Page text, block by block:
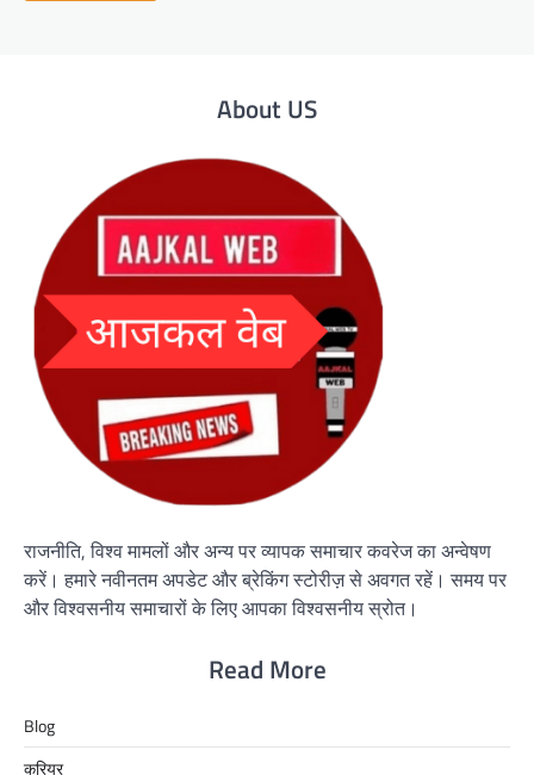
About US
राजनीति, विश्व मामलों और अन्य पर व्यापक समाचार कवरेज का अन्वेषण
करें। हमारे नवीनतम अपडेट और ब्रेकिंग स्टोरीज़ से अवगत रहें। समय पर
और विश्वसनीय समाचारों के लिए आपका विश्वसनीय स्रोत।
Read More
Blog
करियर